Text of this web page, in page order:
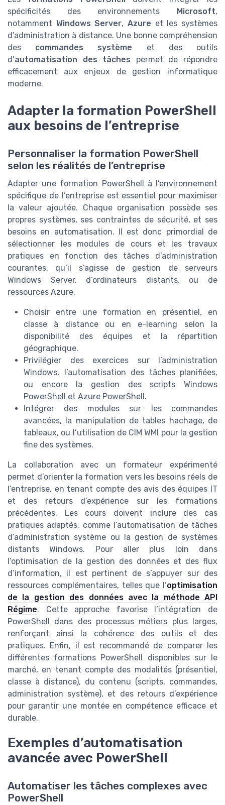
spécificités des environnements Microsoft,
notamment Windows Server,Azure et les systèmes
d’administration à distance. Une bonne compréhension
des commandes système et des outils
d’automatisation des tâches permet de répondre
efficacement aux enjeux de gestion informatique
moderne.
Adapter la formation PowerShell
aux besoins de l’entreprise
Personnaliser la formation PowerShell
selon les réalités de l’entreprise
Adapter une formation PowerShell à l’environnement
spécifique de l’entreprise est essentiel pour maximiser
la valeur ajoutée. Chaque organisation possède ses
propres systèmes, ses contraintes de sécurité, et ses
besoins en automatisation. Il est donc primordial de
sélectionner les modules de cours et les travaux
pratiques en fonction des tâches d’administration
courantes, qu’il s’agisse de gestion de serveurs
Windows Server, d’ordinateurs distants, ou de
ressources Azure.
Choisir entre une formation en présentiel, en
classe à distance ou en e-learning selon la
disponibilité des équipes et la répartition
géographique.
Privilégier des exercices sur l’administration
Windows, l’automatisation des tâches planifiées,
ou encore la gestion des scripts Windows
PowerShell et Azure PowerShell.
Intégrer des modules sur les commandes
avancées, la manipulation de tables hachage, de
tableaux, ou l’utilisation de CIM WMI pour la gestion
fine des systèmes.
La collaboration avec un formateur expérimenté
permet d’orienter la formation vers les besoins réels de
l’entreprise, en tenant compte des avis des équipes IT
et des retours d’expérience sur les formations
précédentes. Les cours doivent inclure des cas
pratiques adaptés, comme l’automatisation de tâches
d’administration système ou la gestion de systèmes
distants Windows. Pour aller plus loin dans
l’optimisation de la gestion des données et des flux
d’information, il est pertinent de s’appuyer sur des
ressources complémentaires, telles que l’optimisation
de la gestion des données avec la méthode API
Régime. Cette approche favorise l’intégration de
PowerShell dans des processus métiers plus larges,
renforçant ainsi la cohérence des outils et des
pratiques. Enfin, il est recommandé de comparer les
différentes formations PowerShell disponibles sur le
marché, en tenant compte des modalités (présentiel,
classe à distance), du contenu (scripts, commandes,
administration système), et des retours d’expérience
pour garantir une montée en compétence efficace et
durable.
Exemples d’automatisation
avancée avec PowerShell
Automatiser les tâches complexes avec
PowerShell